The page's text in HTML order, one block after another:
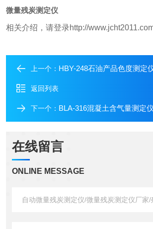
微量残炭测定仪
相关介绍，请登录http://
上一个： HBY-248石油产品色度测定仪/
返回列表
下一个： BLA-316混凝土含气量测定仪/混凝土
在线留言
ONLINE MESSAGE